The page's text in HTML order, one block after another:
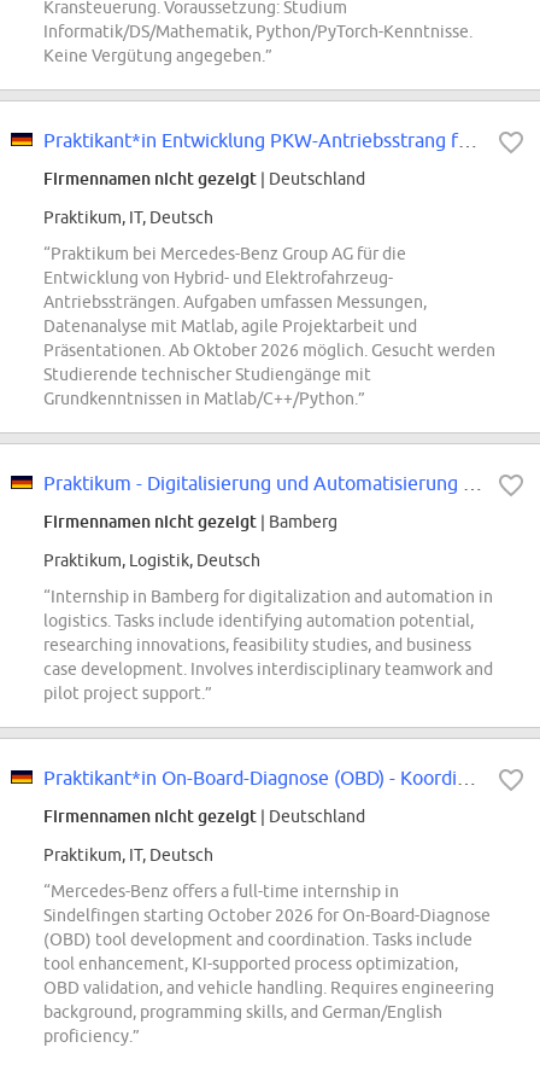
Kransteuerung. Voraussetzung: Studium
Informatik/DS/Mathematik, Python/PyTorch-Kenntnisse.
Keine Vergütung angegeben.”
Praktikant*in Entwicklung PKW-Antriebsstrang für Hybrid- und Elektrofahrzeuge
Firmennamen nicht gezeigt | Deutschland
Praktikum, IT, Deutsch
“Praktikum bei Mercedes-Benz Group AG für die
Entwicklung von Hybrid- und Elektrofahrzeug-
Antriebssträngen. Aufgaben umfassen Messungen,
Datenanalyse mit Matlab, agile Projektarbeit und
Präsentationen. Ab Oktober 2026 möglich. Gesucht werden
Studierende technischer Studiengänge mit
Grundkenntnissen in Matlab/C++/Python.”
Firmennamen nicht gezeigt | Bamberg
Praktikum, Logistik, Deutsch
“Internship in Bamberg for digitalization and automation in
logistics. Tasks include identifying automation potential,
researching innovations, feasibility studies, and business
case development. Involves interdisciplinary teamwork and
pilot project support.”
Firmennamen nicht gezeigt | Deutschland
Praktikum, IT, Deutsch
“Mercedes-Benz offers a full-time internship in
Sindelfingen starting October 2026 for On-Board-Diagnose
(OBD) tool development and coordination. Tasks include
tool enhancement, KI-supported process optimization,
OBD validation, and vehicle handling. Requires engineering
background, programming skills, and German/English
proficiency.”